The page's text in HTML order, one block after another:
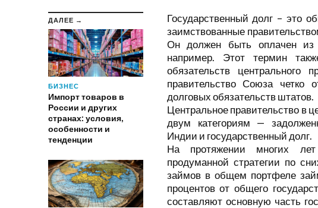
ДАЛЕЕ →
БИЗНЕС
Импорт товаров в
России и других
странах: условия,
особенности и
тенденции
Государственный долг – это
заимствованные
Он должен быть оплачен из
например. Этот термин
обязательств центрального
правительство Союза четко
долговых обязательств штатов.
Центральное правительство в
двум категориям —
Индии и государственный долг.
На протяжении многих лет
продуманной стратегии по
займов в общем портфеле
процентов от общего
составляют основную часть